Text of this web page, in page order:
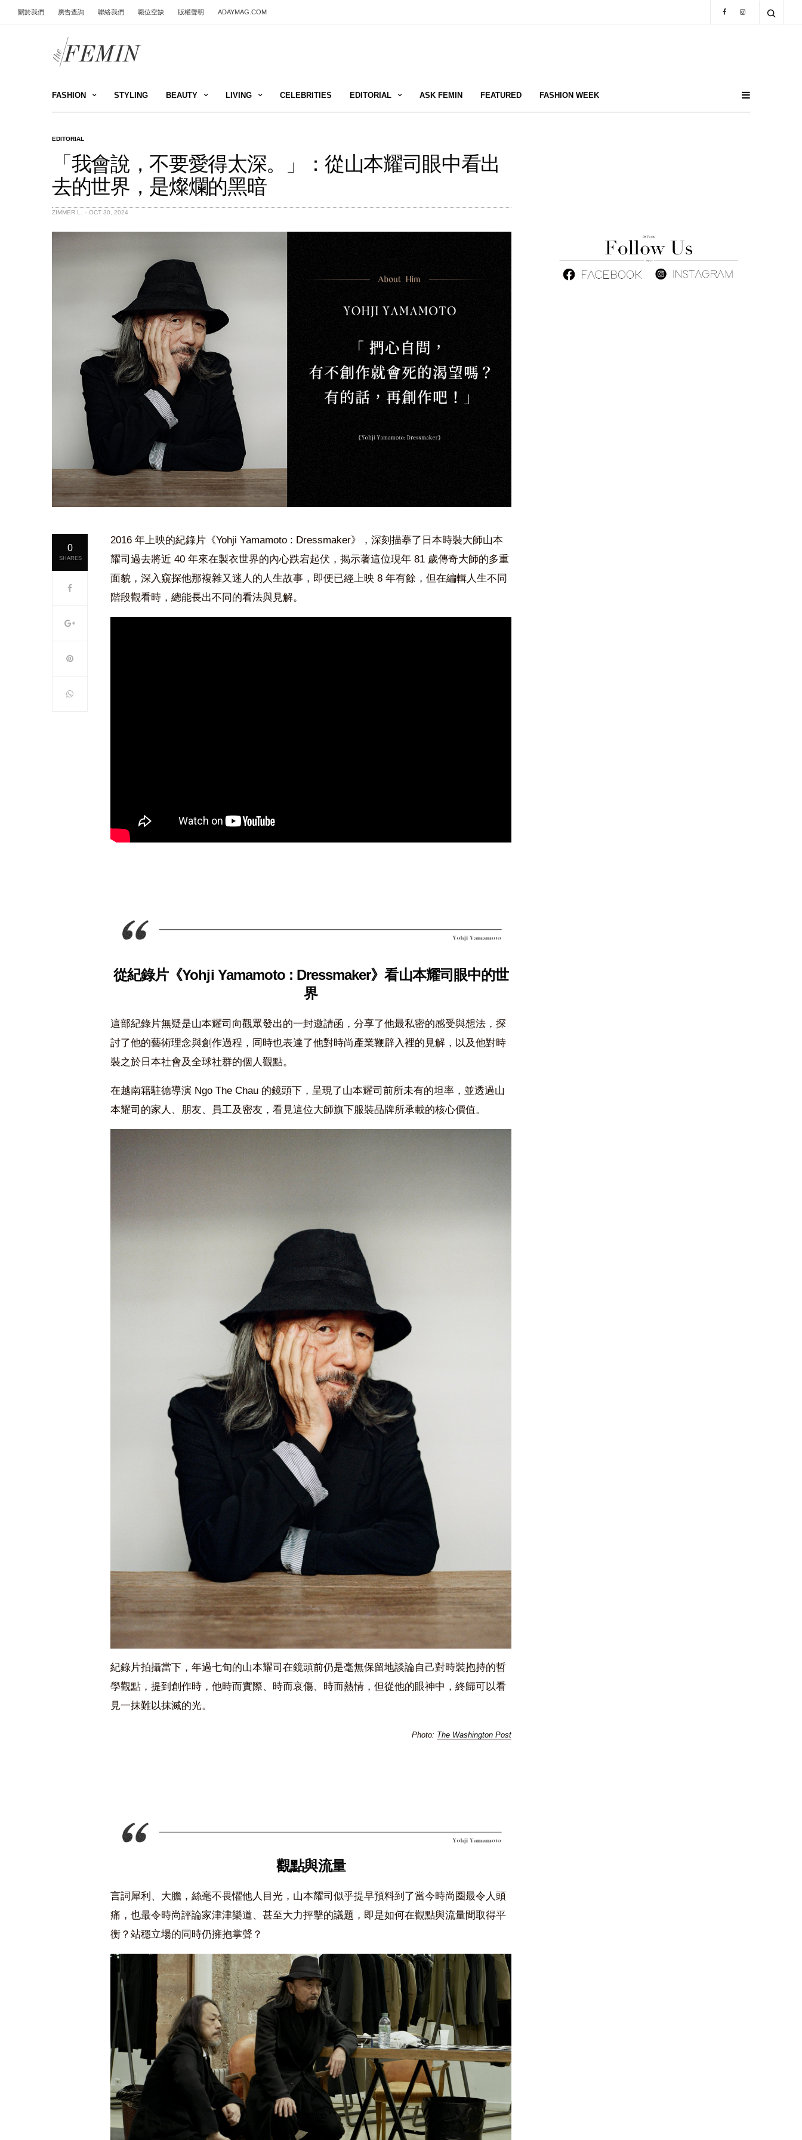
關於我們 廣告查詢 聯絡我們 職位空缺 版權聲明 ADAYMAG.COM
FASHION STYLING BEAUTY LIVING CELEBRITIES EDITORIAL ASK FEMIN FEATURED FASHION WEEK
EDITORIAL
「我會說，不要愛得太深。」：從山本耀司眼中看出
去的世界，是燦爛的黑暗
ZIMMER L. OCT 30, 2024
0
SHARES
2016 年上映的紀錄片《Yohji Yamamoto : Dressmaker》，深刻描摹了日本時裝大師山本
耀司過去將近 40 年來在製衣世界的內心跌宕起伏，揭示著這位現年 81 歲傳奇大師的多重
面貌，深入窺探他那複雜又迷人的人生故事，即便已經上映 8 年有餘，但在編輯人生不同
階段觀看時，總能長出不同的看法與見解。
從紀錄片《Yohji Yamamoto : Dressmaker》看山本耀司眼中的世
界
這部紀錄片無疑是山本耀司向觀眾發出的一封邀請函，分享了他最私密的感受與想法，探
討了他的藝術理念與創作過程，同時也表達了他對時尚產業鞭辟入裡的見解，以及他對時
裝之於日本社會及全球社群的個人觀點。
在越南籍駐德導演 Ngo The Chau 的鏡頭下，呈現了山本耀司前所未有的坦率，並透過山
本耀司的家人、朋友、員工及密友，看見這位大師旗下服裝品牌所承載的核心價值。
紀錄片拍攝當下，年過七旬的山本耀司在鏡頭前仍是毫無保留地談論自己對時裝抱持的哲
學觀點，提到創作時，他時而實際、時而哀傷、時而熱情，但從他的眼神中，終歸可以看
見一抹難以抹滅的光。
Photo: The Washington Post
觀點與流量
言詞犀利、大膽，絲毫不畏懼他人目光，山本耀司似乎提早預料到了當今時尚圈最令人頭
痛，也最令時尚評論家津津樂道、甚至大力抨擊的議題，即是如何在觀點與流量間取得平
衡？站穩立場的同時仍擁抱掌聲？